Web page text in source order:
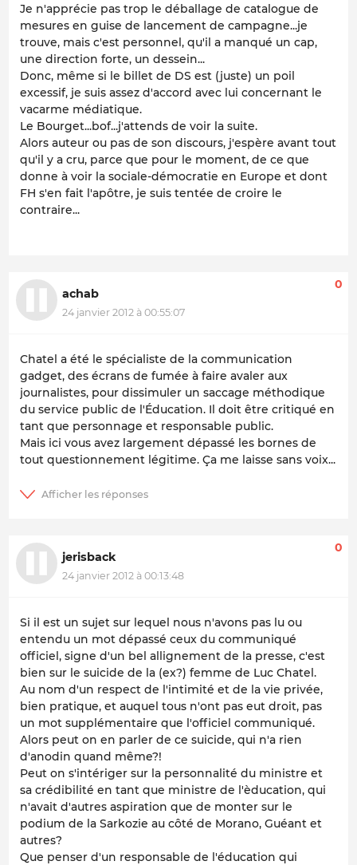
Je n'apprécie pas trop le déballage de catalogue de
mesures en guise de lancement de campagne...je
trouve, mais c'est personnel, qu'il a manqué un cap,
une direction forte, un dessein...
Donc, même si le billet de DS est (juste) un poil
excessif, je suis assez d'accord avec lui concernant le
vacarme médiatique.
Le Bourget...bof...j'attends de voir la suite.
Alors auteur ou pas de son discours, j'espère avant tout
qu'il y a cru, parce que pour le moment, de ce que
donne à voir la sociale-démocratie en Europe et dont
FH s'en fait l'apôtre, je suis tentée de croire le
contraire...
achab
24 janvier 2012 à 00:55:07
0
Chatel a été le spécialiste de la communication
gadget, des écrans de fumée à faire avaler aux
journalistes, pour dissimuler un saccage méthodique
du service public de l'Éducation. Il doit être critiqué en
tant que personnage et responsable public.
Mais ici vous avez largement dépassé les bornes de
tout questionnement légitime. Ça me laisse sans voix...
jerisback
24 janvier 2012 à 00:13:48
0
Si il est un sujet sur lequel nous n'avons pas lu ou
entendu un mot dépassé ceux du communiqué
officiel, signe d'un bel allignement de la presse, c'est
bien sur le suicide de la (ex?) femme de Luc Chatel.
Au nom d'un respect de l'intimité et de la vie privée,
bien pratique, et auquel tous n'ont pas eut droit, pas
un mot supplémentaire que l'officiel communiqué.
Alors peut on en parler de ce suicide, qui n'a rien
d'anodin quand même?!
Peut on s'intériger sur la personnalité du ministre et
sa crédibilité en tant que ministre de l'èducation, qui
n'avait d'autres aspiration que de monter sur le
podium de la Sarkozie au côté de Morano, Guéant et
autres?
Que penser d'un responsable de l'éducation qui